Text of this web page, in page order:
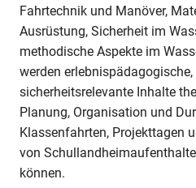
Fahrtechnik und Manöver,
Ausrüstung, Sicherheit im
methodische Aspekte im
werden
sicherheitsrelevante Inhalte
Planung, Organisation und
Klassenfahrten, Projekttagen
von
können.